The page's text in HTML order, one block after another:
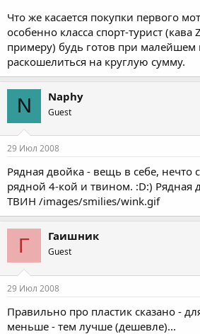
Что же касается покупки первого
особенно класса спорт-турист (кава
примеру) будь готов при малейшем
раскошелиться на круглую сумму.
N Naphy
Guest
29 Июл 2008
Рядная двойка - вещь в себе, нечто
рядной 4-кой и твином. :D:) Рядная
ТВИН /images/smilies/wink.gif
Г Гаишник
Guest
29 Июл 2008
Правильно про пластик сказано -
меньше - тем лучше (дешевле)...